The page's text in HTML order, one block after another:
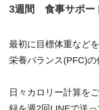
3週間 食事サポ
最初に目標体重など
栄養バランス(PFC)の
日々カロリー計算を